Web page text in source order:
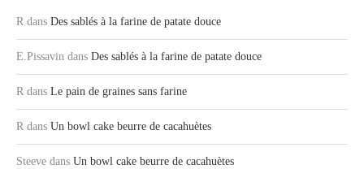
R dans Des sablés à la farine de patate douce
E.Pissavin dans Des sablés à la farine de patate douce
R dans Le pain de graines sans farine
R dans Un bowl cake beurre de cacahuètes
Steeve dans Un bowl cake beurre de cacahuètes